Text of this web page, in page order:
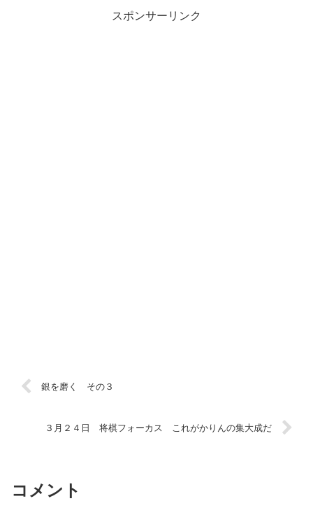
スポンサーリンク
銀を磨く その３
３月２４日 将棋フォーカス これがかりんの集大成だ
コメント